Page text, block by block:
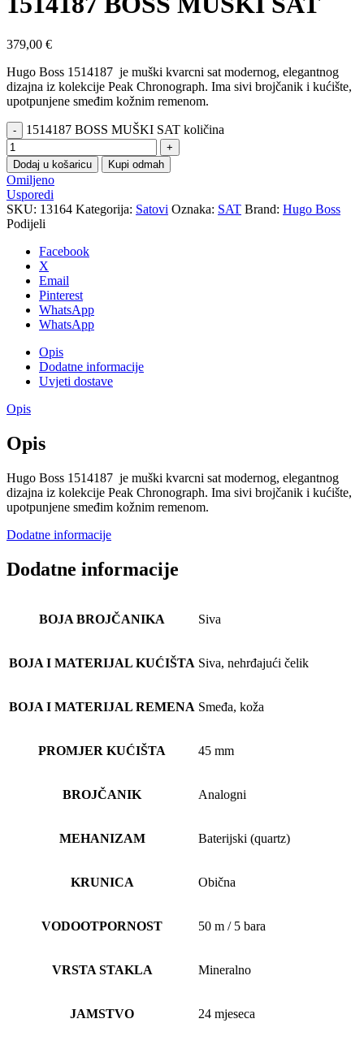
379,00 €
Hugo Boss 1514187 je muški kvarcni sat modernog, elegantnog
dizajna iz kolekcije Peak Chronograph. Ima sivi brojčanik i kućište,
upotpunjene smeđim kožnim remenom.
1514187 BOSS MUŠKI SAT količina
Dodaj u košaricu Kupi odmah
Omiljeno
Usporedi
SKU: 13164 Kategorija: Satovi Oznaka: SAT Brand: Hugo Boss
Podijeli
Facebook
X
Email
Pinterest
WhatsApp
WhatsApp
Opis
Dodatne informacije
Uvjeti dostave
Opis
Opis
Hugo Boss 1514187 je muški kvarcni sat modernog, elegantnog
dizajna iz kolekcije Peak Chronograph. Ima sivi brojčanik i kućište,
upotpunjene smeđim kožnim remenom.
Dodatne informacije
Dodatne informacije
BOJA BROJČANIKA Siva
BOJA I MATERIJAL KUĆIŠTA Siva, nehrđajući čelik
BOJA I MATERIJAL REMENA Smeđa, koža
PROMJER KUĆIŠTA 45 mm
BROJČANIK Analogni
MEHANIZAM Baterijski (quartz)
KRUNICA Obična
VODOOTPORNOST 50 m / 5 bara
VRSTA STAKLA Mineralno
JAMSTVO 24 mjeseca